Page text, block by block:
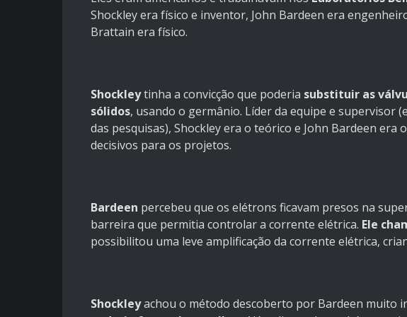
Shockley era físico e inventor, John Bardeen era
Brattain era físico.
Shockleytinha a convicção que poderia substituir as
sólidos, usando o germânio. Líder da equipe e supervisor
das pesquisas), Shockley era o teórico e John Bardeen
decisivos para os projetos.
Bardeen percebeu que os elétrons ficavam presos na
barreira que permitia controlar a corrente elétrica. Ele
possibilitou uma leve amplificação da corrente elétrica,
Shockleyachou o método descoberto por Bardeen muito